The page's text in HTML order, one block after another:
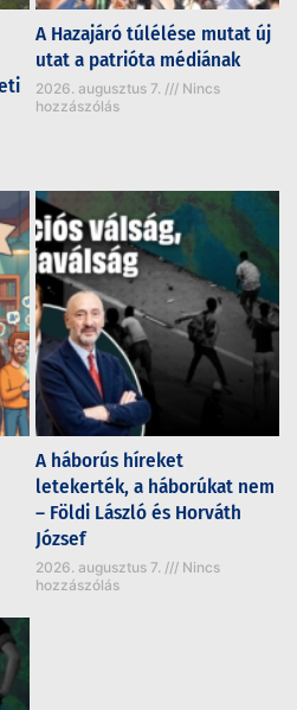
A Hazajáró túlélése mutat új
utat a patrióta médiának
2026. augusztus 7.
Nincs
hozzászólás
A háborús híreket
letekerték, a háborúkat nem
– Földi László és Horváth
József
2026. augusztus 7.
Nincs
hozzászólás